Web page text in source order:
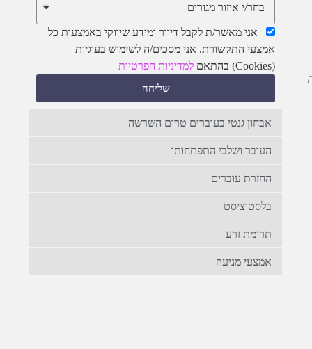
אני מאשר/ת לקבל דיוור ומידע שיווקי באמצעות כל
אמצעי התקשורת. אני מסכים/ה לשימוש בעוגיות
(Cookies) בהתאם
למדיניות הפרטיות
שליחה
אבחון גנטי בעוברים טרום השרשה
העובר ושלבי התפתחותו
החזרת עוברים
בלסטוציסט
תרומת זרע
אמצעי מניעה